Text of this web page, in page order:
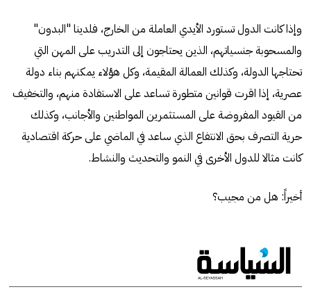
وإذا كانت الدول تستورد الأيدي العاملة من الخارج، فلدينا "البدون"
والمسحوبة جنسياتهم، الذين يحتاجون إلى التدريب على المهن التي
تحتاجها الدولة، وكذلك العمالة المقيمة، وكل هؤلاء يمكنهم بناء دولة
عصرية، إذا اقرت قوانين متطورة تساعد على الاستفادة منهم، والتخفيف
من القيود المفروضة على المستثمرين المواطنين والأجانب، وكذلك
حرية التصرف بحق الانتفاع الذي ساعد في الماضي على حركة اقتصادية
كانت مثالا للدول الأخرى في النمو والتحديث والنشاط.
أخيراً: هل من مجيب؟